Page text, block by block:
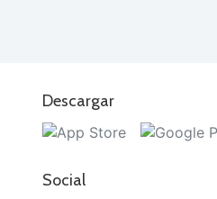
Descargar
Social